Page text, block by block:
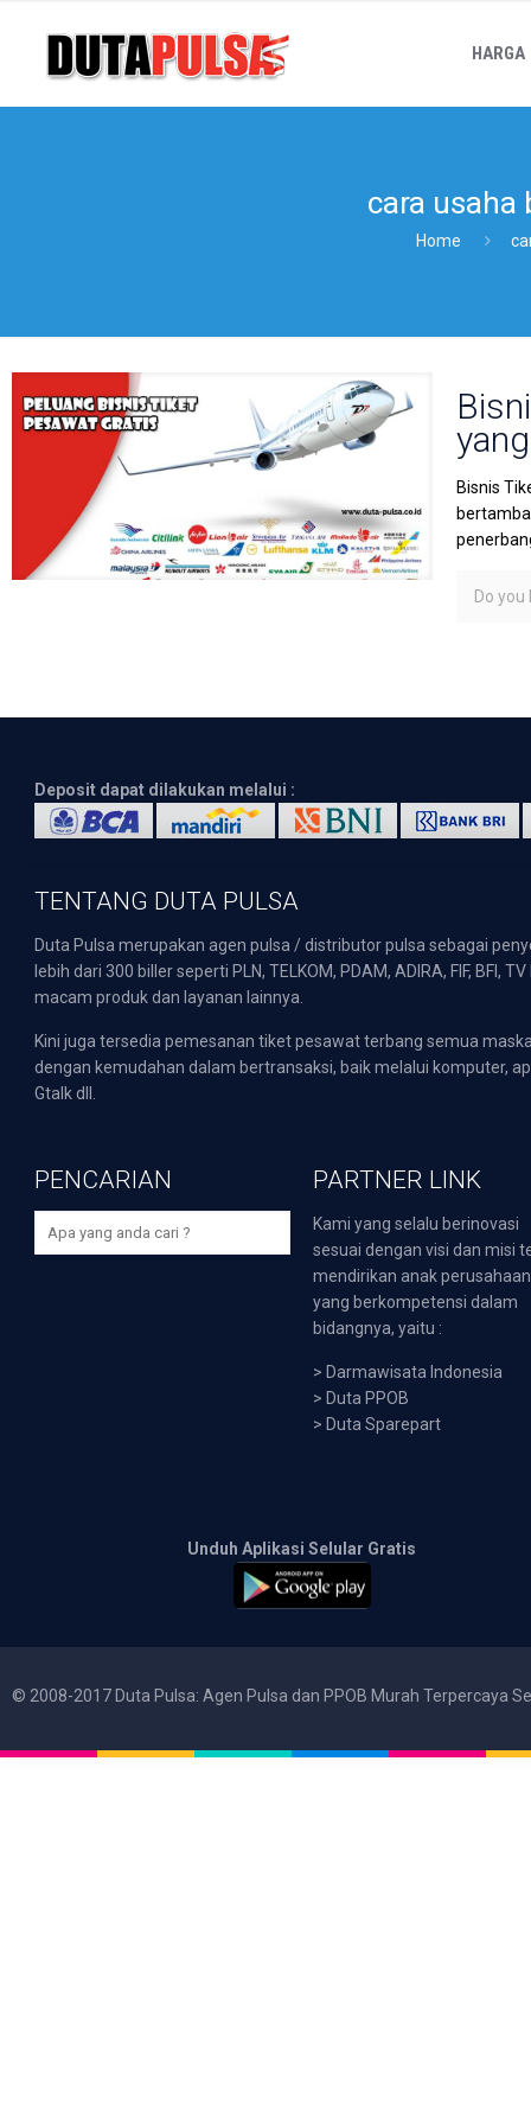
HARGA
cara usaha
Home
Bisnis
Do you
Deposit dapat dilakukan melalui :
TENTANG DUTA PULSA
Duta Pulsa merupakan agen pulsa / distributor pulsa sebagai
lebih dari 300 biller seperti PLN, TELKOM, PDAM, ADIRA, FIF,
macam produk dan layanan lainnya.
Kini juga tersedia pemesanan tiket pesawat terbang semua
dengan kemudahan dalam bertransaksi, baik melalui komputer,
Gtalk dll.
PENCARIAN PARTNER LINK
Kami yang selalu berinovasi
sesuai dengan visi dan misi
mendirikan anak perusahaan
yang berkompetensi dalam
bidangnya, yaitu :
> Darmawisata Indonesia
> Duta PPOB
> Duta Sparepart
Unduh Aplikasi Selular Gratis
© 2008-2017 Duta Pulsa: Agen Pulsa dan PPOB Murah Terpercaya